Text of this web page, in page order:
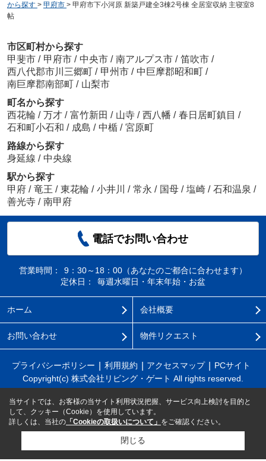
から探す > 甲府市 > 甲府市下小河原 新築戸建全3棟2号棟 全居室収納 主寝室8
帖
市区町村から探す
甲斐市 / 甲府市 / 中央市 / 南アルプス市 / 笛吹市 /
西八代郡市川三郷町 / 甲州市 / 中巨摩郡昭和町 /
南巨摩郡南部町 / 山梨市
町名から探す
西花輪 / 万才 / 富竹新田 / 山寺 / 西八幡 / 春日居町鎮目 /
石和町小石和 / 成島 / 中楯 / 宮原町
路線から探す
身延線 / 中央線
駅から探す
甲府 / 竜王 / 東花輪 / 小井川 / 常永 / 国母 / 塩崎 / 石和温泉 /
善光寺 / 南甲府
電話でお問い合わせ
営業時間：
9：30～18：00（あなたのご都合に合わせます）
定休日：
毎週水曜日・年末年始・お盆
ホーム 会社概要
お問い合わせ 物件リクエスト
プライバシーポリシー 利用規約 アクセスマップ
PCサイト
Copyright(c) 株式会社リビング・ゲート All rights reserved.
当サイトでは、お客様の当サイト利用状況把握、サービス向上検討を目的と
して、クッキー（Cookie）を使用しています。
詳しくは、当社の 「Cookieの取扱いについて」 をご確認ください。
閉じる